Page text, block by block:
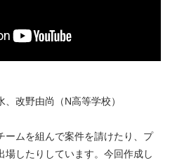
改野由尚（N高等学校）
ームを組んで案件を請けたり、プ
場したりしています。今回作成し